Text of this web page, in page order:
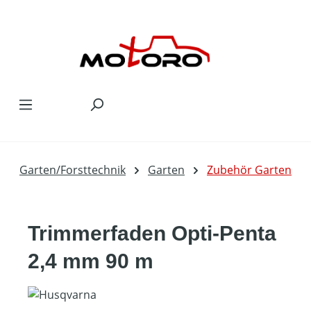
Garten/Forsttechnik Garten Zubehör Garten
Trimmerfaden Opti-Penta
2,4 mm 90 m